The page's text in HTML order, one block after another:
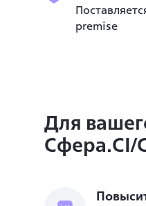
premise
Для
Сфера.CI/